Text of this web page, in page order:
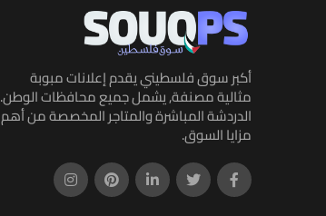
أكبر سوق فلسطيني يقدم إعلانات مبوبة
مثالية مصنفة, يشمل جميع محافظات الوطن.
الدردشة المباشرة والمتاجر المخصصة من أهم
مزايا السوق.